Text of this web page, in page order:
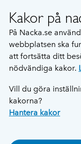
Kakor på
På Nacka.se
webbplatsen ska
att fortsätta ditt
nödvändiga kakor.
Vill du göra
kakorna?
Hantera kakor